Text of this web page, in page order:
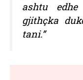
ashtu edhe
gjithçka
tani.”